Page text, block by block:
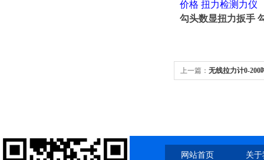
价格 扭力检测力仪
勾头数显扭力扳手
上一篇： 无线拉力计0-200
网站首页 关